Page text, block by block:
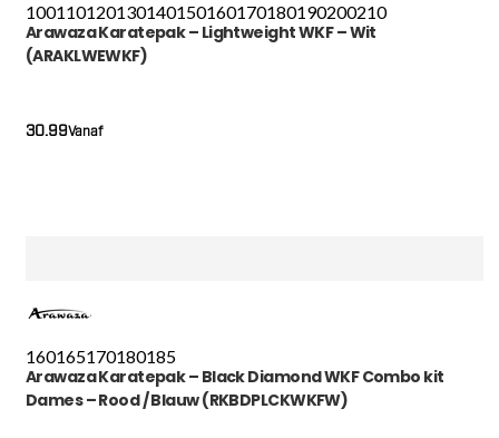
100110120130140150160170180190200210
Arawaza Karatepak – Lightweight WKF – Wit
(ARAKLWEWKF)
Vanaf
30.99
160165170180185
Arawaza Karatepak – Black Diamond WKF Combo kit
Dames – Rood / Blauw (RKBDPLCKWKFW)